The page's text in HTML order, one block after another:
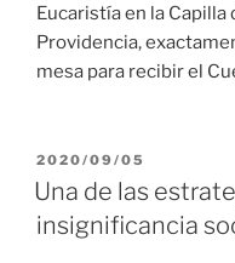
Eucaristía en la
Providencia,
mesa para recibir el
PUBLICADO
EL
2020/09/05
Una de las
insignificancia